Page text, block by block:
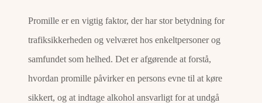
Promille er en vigtig faktor, der har stor betydning for
trafiksikkerheden og velværet hos enkeltpersoner og
samfundet som helhed. Det er afgørende at forstå,
hvordan promille påvirker en persons evne til at køre
sikkert, og at indtage alkohol ansvarligt for at undgå